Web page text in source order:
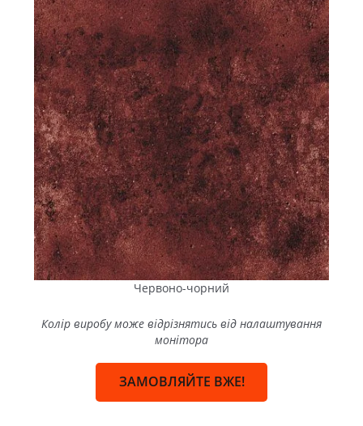
Червоно-чорний
Колір виробу може відрізнятись від налаштування
монітора
ЗАМОВЛЯЙТЕ ВЖЕ!